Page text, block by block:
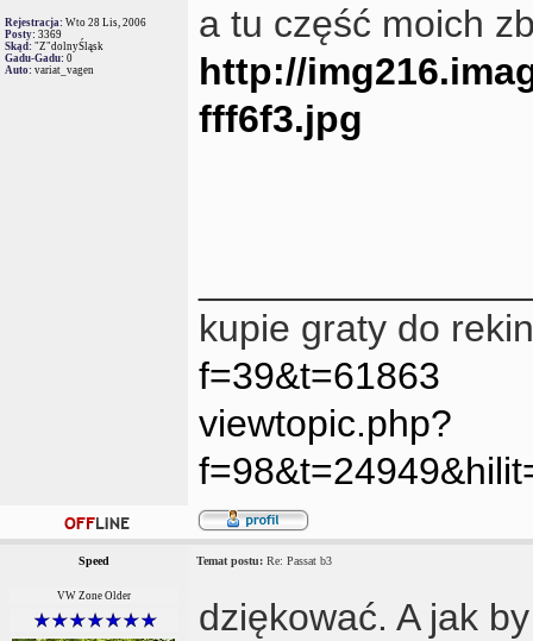
Rejestracja: Wto 28 Lis, 2006
Posty: 3369
Skąd: "Z"dolnyŚląsk
Gadu-Gadu: 0
Auto: variat_vagen
a tu część moich
http://
fff6f3.jpg
kupie graty do
f=39&t=61863
viewtopic.php?
Speed Temat postu: Re: Passat b3
VW Zone Older
dziękować. A jak